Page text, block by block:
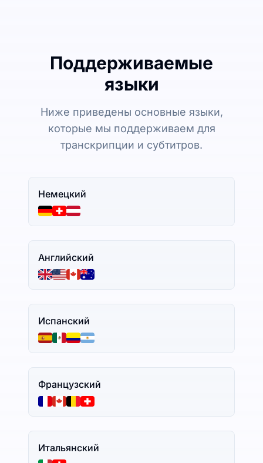
Поддерживаемые
языки
Ниже приведены основные языки,
которые мы поддерживаем для
транскрипции и субтитров.
Немецкий
Английский
Испанский
Французский
Итальянский